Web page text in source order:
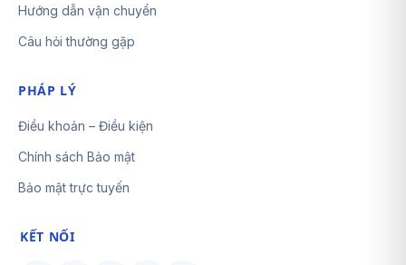
Hướng dẫn vận chuyển
Câu hỏi thường gặp
PHÁP LÝ
Điều khoản – Điều kiện
Chính sách Bảo mật
Bảo mật trực tuyến
KẾT NỐI